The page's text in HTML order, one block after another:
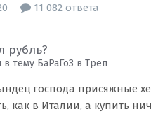
11 082 ответа
рубль?
в тему БаРаГоЗ вТрёп
господа присяжные
как в Италии, а купить